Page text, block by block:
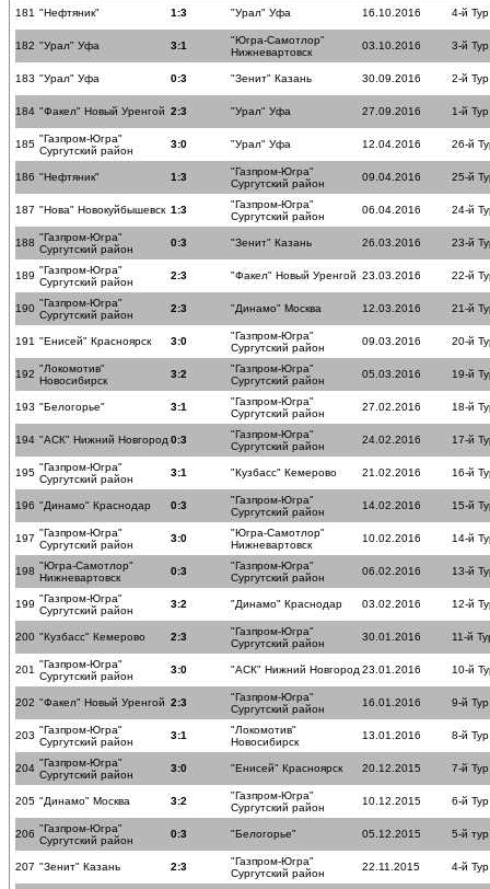
181 "Нефтяник" 1:3 "Урал" Уфа 16.10.2016 4-й Тур
182 "Урал" Уфа 3:1
"Югра-Самотлор"
Нижневартовск
03.10.2016 3-й Тур
183 "Урал" Уфа 0:3 "Зенит" Казань 30.09.2016 2-й Тур
184 "Факел" Новый Уренгой 2:3 "Урал" Уфа 27.09.2016 1-й Тур
185 "Газпром-Югра"
Сургутский район
3:0 "Урал" Уфа 12.04.2016 26-й
186 "Нефтяник" 1:3
"Газпром-Югра"
Сургутский район
09.04.2016 25-й
187 "Нова" Новокуйбышевск 1:3
"Газпром-Югра"
Сургутский район
06.04.2016 24-й
188 "Газпром-Югра"
Сургутский район
0:3 "Зенит" Казань 26.03.2016 23-й
189 "Газпром-Югра"
Сургутский район
2:3 "Факел" Новый Уренгой 23.03.2016 22-й
190 "Газпром-Югра"
Сургутский район
2:3 "Динамо" Москва 12.03.2016 21-й
191 "Енисей" Красноярск 3:0
"Газпром-Югра"
Сургутский район
09.03.2016 20-й
192 "Локомотив"
Новосибирск
3:2
"Газпром-Югра"
Сургутский район
05.03.2016 19-й
193 "Белогорье" 3:1
"Газпром-Югра"
Сургутский район
27.02.2016 18-й
194 "АСК" Нижний Новгород 0:3
"Газпром-Югра"
Сургутский район
24.02.2016 17-й
195 "Газпром-Югра"
Сургутский район
3:1 "Кузбасс" Кемерово 21.02.2016 16-й
196 "Динамо" Краснодар 0:3
"Газпром-Югра"
Сургутский район
14.02.2016 15-й
197 "Газпром-Югра"
Сургутский район
3:0
"Югра-Самотлор"
Нижневартовск
10.02.2016 14-й
198 "Югра-Самотлор"
Нижневартовск
0:3
"Газпром-Югра"
Сургутский район
06.02.2016 13-й
199 "Газпром-Югра"
Сургутский район
3:2 "Динамо" Краснодар 03.02.2016 12-й
200 "Кузбасс" Кемерово 2:3
"Газпром-Югра"
Сургутский район
30.01.2016 11-й
201 "Газпром-Югра"
Сургутский район
3:0 "АСК" Нижний Новгород 23.01.2016 10-й
202 "Факел" Новый Уренгой 2:3
"Газпром-Югра"
Сургутский район
16.01.2016 9-й Тур
203 "Газпром-Югра"
Сургутский район
3:1
"Локомотив"
Новосибирск
13.01.2016 8-й Тур
204 "Газпром-Югра"
Сургутский район
3:0 "Енисей" Красноярск 20.12.2015 7-й Тур
205 "Динамо" Москва 3:2
"Газпром-Югра"
Сургутский район
10.12.2015 6-й Тур
206 "Газпром-Югра"
Сургутский район
0:3 "Белогорье" 05.12.2015 5-й тур
207 "Зенит" Казань 2:3
"Газпром-Югра"
Сургутский район
22.11.2015 4-й Тур